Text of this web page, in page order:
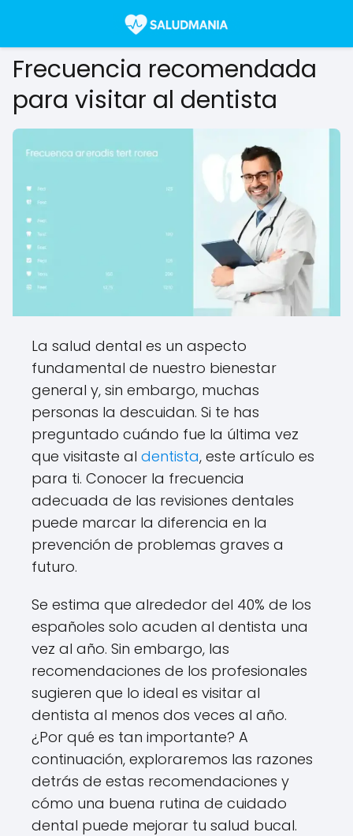
Frecuencia recomendada
para visitar al dentista
La salud dental es un aspecto
fundamental de nuestro bienestar
general y, sin embargo, muchas
personas la descuidan. Si te has
preguntado cuándo fue la última vez
que visitaste al dentista, este artículo es
para ti. Conocer la frecuencia
adecuada de las revisiones dentales
puede marcar la diferencia en la
prevención de problemas graves a
futuro.
Se estima que alrededor del 40% de los
españoles solo acuden al dentista una
vez al año. Sin embargo, las
recomendaciones de los profesionales
sugieren que lo ideal es visitar al
dentista al menos dos veces al año.
¿Por qué es tan importante? A
continuación, exploraremos las razones
detrás de estas recomendaciones y
cómo una buena rutina de cuidado
dental puede mejorar tu salud bucal.